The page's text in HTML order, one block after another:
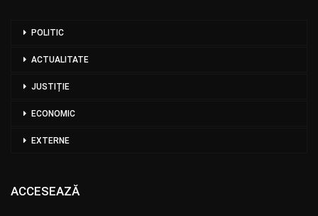
POLITIC
ACTUALITATE
JUSTIȚIE
ECONOMIC
EXTERNE
ACCESEAZĂ